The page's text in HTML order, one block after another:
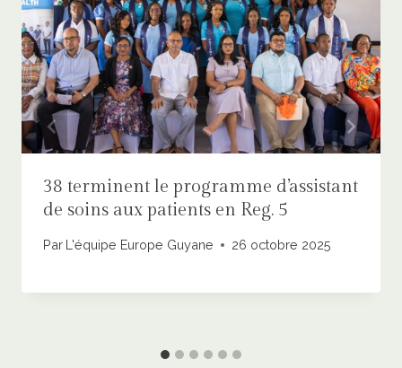
38 terminent le programme d’assistant
de soins aux patients en Reg. 5
Par L'équipe Europe Guyane 26 octobre 2025